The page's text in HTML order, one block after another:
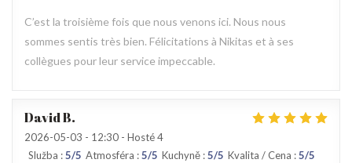
C’est la troisième fois que nous venons ici. Nous nous
sommes sentis très bien. Félicitations à Nikitas et à ses
collègues pour leur service impeccable.
DavidB
2026-05-03 - 12:30 - Hosté 4
Služba :5/5 Atmosféra :5/5 Kuchyně :5/5 Kvalita / Cena :5/5